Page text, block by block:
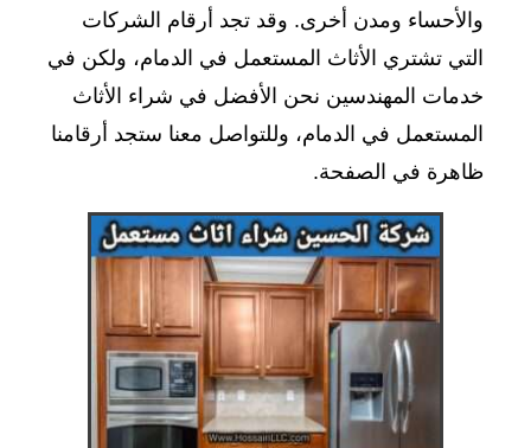
والأحساء ومدن أخرى. وقد تجد أرقام الشركات
التي تشتري الأثاث المستعمل في الدمام، ولكن في
خدمات المهندسين نحن الأفضل في شراء الأثاث
المستعمل في الدمام، وللتواصل معنا ستجد أرقامنا
ظاهرة في الصفحة.